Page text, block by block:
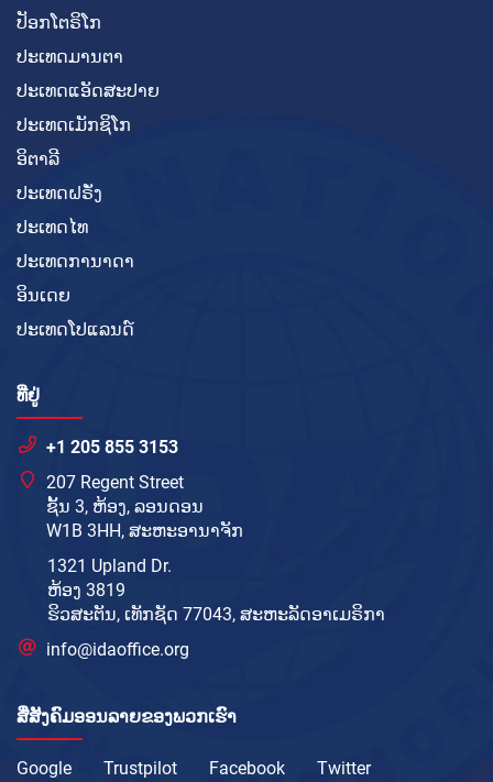
ປັອກໂຕຣິໂກ
ປະເທດມານຕາ
ປະເທດແອັດສະປາຍ
ປະເທດເມັກຊິໂກ
ອິຕາລີ
ປະເທດຝຣັ່ງ
ປະເທດໄທ
ປະເທດການາດາ
ອິນເດຍ
ປະເທດໂປແລນດ໌
ທີ່ຢູ່
+1 205 855 3153
207 Regent Street
ຊັ້ນ 3, ຫ້ອງ, ລອນດອນ
W1B 3HH, ສະຫະອານາຈັກ
1321 Upland Dr.
ຫ້ອງ 3819
ຮິວສະຕັນ, ເທັກຊັດ 77043, ສະຫະລັດອາເມຣິກາ
info@idaoffice.org
ສື່ສັງຄົມອອນລາຍຂອງພວກເຮົາ
Google Trustpilot Facebook
Twitter